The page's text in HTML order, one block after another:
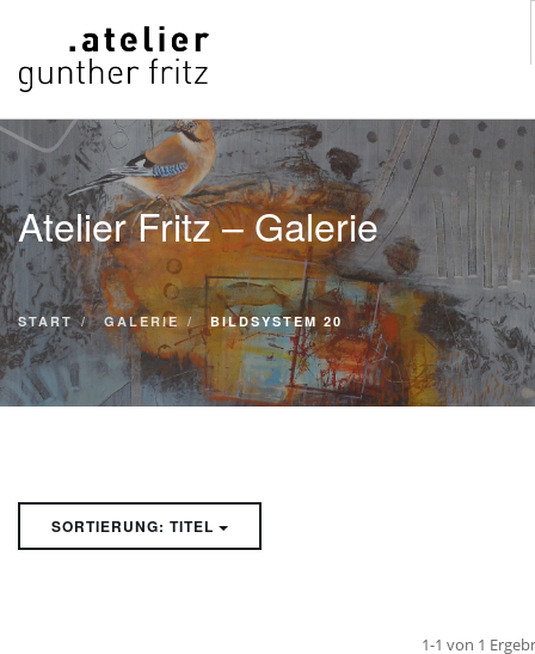
START
WERKE
VITA
KONTAKT
GALERIE
SUCHE
Atelier Fritz – Galerie
START GALERIE BILDSYSTEM 20
SORTIERUNG: TITEL
1-1 von 1